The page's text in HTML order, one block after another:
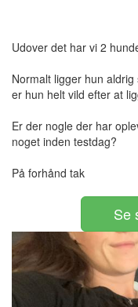
Udover det har vi 2
Normalt ligger hun
er hun helt vild efter at
Er der nogle der har
noget inden testdag?
På forhånd tak
Se